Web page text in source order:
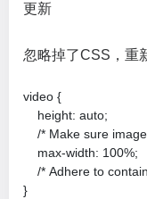
更新
忽略掉了CSS，重
video {
height: auto;
/* Make sure
max-width: 100%;
/* Adhere to
}